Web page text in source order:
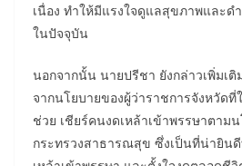
เนื่อง ทำให้มีแรงใจดูแลสุขภาพและด
ในปัจจุบัน
นอกจากนั้น นายปรีชา ยังกล่าวเพิ่มเติ
จากนโยบายของผู้ว่าราชการจังหวัด
ช่วย เชียร์คนงดเหล้าเข้าพรรษาตาม
กระทรวงสาธารณสุข ซึ่งเป็นที่น่ายิน